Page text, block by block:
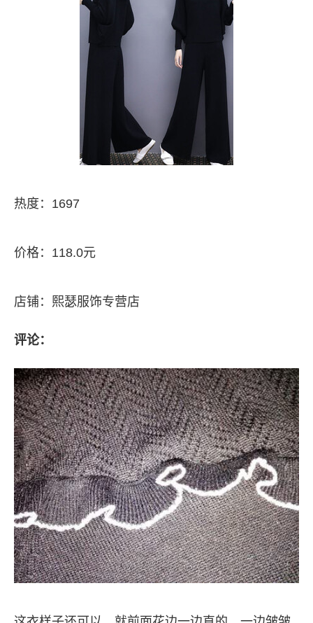
热度：1697
价格：118.0元
店铺：熙瑟服饰专营店
评论：